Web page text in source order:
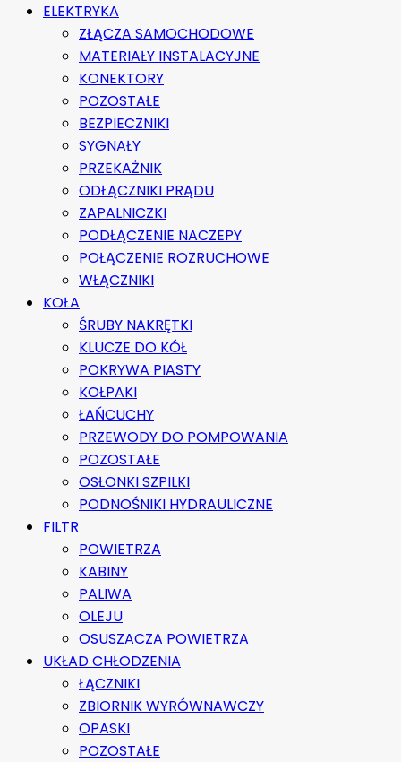
ELEKTRYKA
ZŁĄCZA SAMOCHODOWE
MATERIAŁY INSTALACYJNE
KONEKTORY
POZOSTAŁE
BEZPIECZNIKI
SYGNAŁY
PRZEKAŻNIK
ODŁĄCZNIKI PRĄDU
ZAPALNICZKI
PODŁĄCZENIE NACZEPY
POŁĄCZENIE ROZRUCHOWE
WŁĄCZNIKI
KOŁA
ŚRUBY NAKRĘTKI
KLUCZE DO KÓŁ
POKRYWA PIASTY
KOŁPAKI
ŁAŃCUCHY
PRZEWODY DO POMPOWANIA
POZOSTAŁE
OSŁONKI SZPILKI
PODNOŚNIKI HYDRAULICZNE
FILTR
POWIETRZA
KABINY
PALIWA
OLEJU
OSUSZACZA POWIETRZA
UKŁAD CHŁODZENIA
ŁĄCZNIKI
ZBIORNIK WYRÓWNAWCZY
OPASKI
POZOSTAŁE